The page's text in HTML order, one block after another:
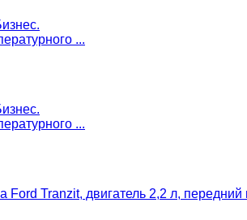
...
...
Tranzit, двигатель 2,2 л, передний